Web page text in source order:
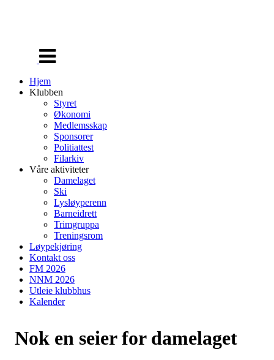
navigasjon
Hjem
Klubben
Styret
Økonomi
Medlemsskap
Sponsorer
Politiattest
Filarkiv
Våre aktiviteter
Damelaget
Ski
Lysløyperenn
Barneidrett
Trimgruppa
Treningsrom
Løypekjøring
Kontakt oss
FM 2026
NNM 2026
Utleie klubbhus
Kalender
Nok en seier for damelaget